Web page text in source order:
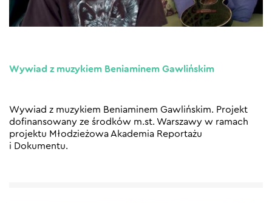
Wywiad z muzykiem Beniaminem Gawlińskim
Wywiad z muzykiem Beniaminem Gawlińskim. Projekt
dofinansowany ze środków m.st. Warszawy w ramach
projektu Młodzieżowa Akademia Reportażu
i Dokumentu.